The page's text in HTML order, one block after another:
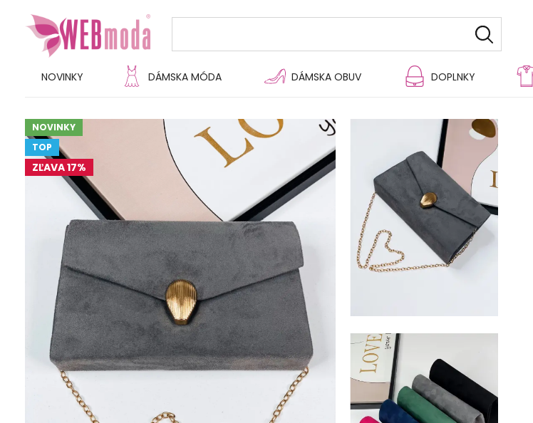
NOVINKY DÁMSKA MÓDA DÁMSKA OBUV DOPLNKY
NOVINKY
TOP
ZĽAVA 17%